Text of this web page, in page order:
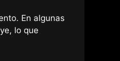
En algunas
lo que